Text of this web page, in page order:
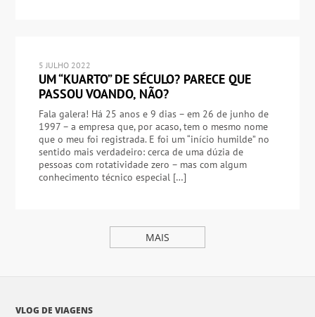
5 JULHO 2022
UM “KUARTO” DE SÉCULO? PARECE QUE
PASSOU VOANDO, NÃO?
Fala galera! Há 25 anos e 9 dias – em 26 de junho de
1997 – a empresa que, por acaso, tem o mesmo nome
que o meu foi registrada. E foi um “início humilde” no
sentido mais verdadeiro: cerca de uma dúzia de
pessoas com rotatividade zero – mas com algum
conhecimento técnico especial […]
MAIS
VLOG DE VIAGENS